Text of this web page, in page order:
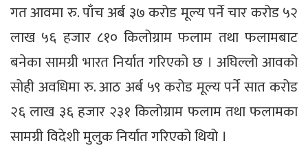
गत आवमा रु. पाँच अर्ब ३७ करोड मूल्य पर्ने चार करोड ५२
लाख ५६ हजार ८१० किलोग्राम फलाम तथा फलामबाट
बनेका सामग्री भारत निर्यात गरिएको छ । अघिल्लो आवको
सोही अवधिमा रु. आठ अर्ब ५९ करोड मूल्य पर्ने सात करोड
२६ लाख ३६ हजार २३१ किलोग्राम फलाम तथा फलामका
सामग्री विदेशी मुलुक निर्यात गरिएको थियो ।